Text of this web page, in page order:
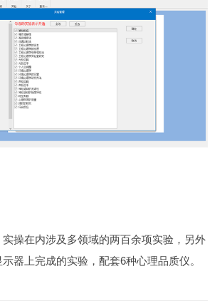
操在内涉及多领域的两百余项实验，另外
器上完成的实验，配套6种心理品质仪。